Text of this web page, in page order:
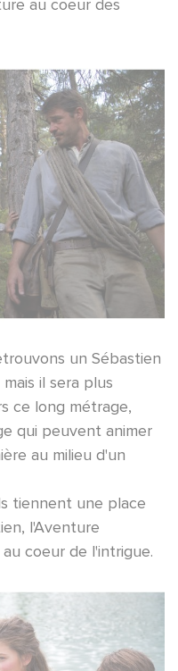
au coeur des
un Sébastien
il sera plus
ce long métrage,
qui peuvent animer
au milieu d'un
tiennent une place
l'Aventure
coeur de l'intrigue.